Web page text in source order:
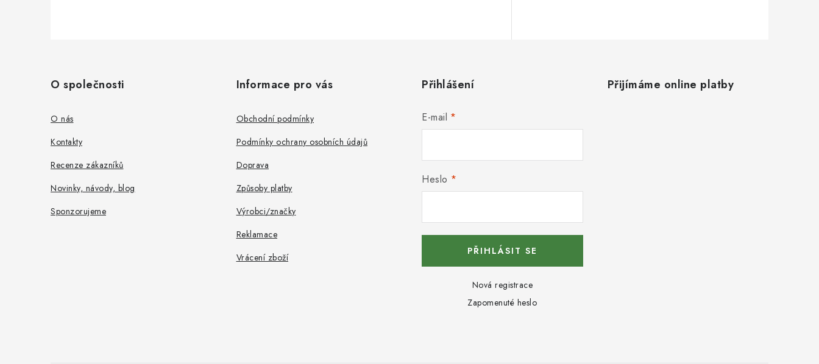
O společnosti
O nás
Kontakty
Recenze zákazníků
Novinky, návody, blog
Sponzorujeme
Informace pro vás
Obchodní podmínky
Podmínky ochrany osobních údajů
Doprava
Způsoby platby
Výrobci/značky
Reklamace
Vrácení zboží
Přihlášení
E-mail
Heslo
PŘIHLÁSIT SE
Nová registrace
Zapomenuté heslo
Přijímáme online platby